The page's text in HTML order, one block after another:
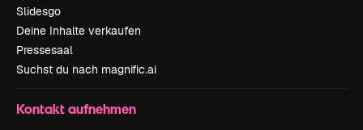
Slidesgo
Deine Inhalte verkaufen
Pressesaal
Suchst du nach magnific.ai
Kontakt aufnehmen